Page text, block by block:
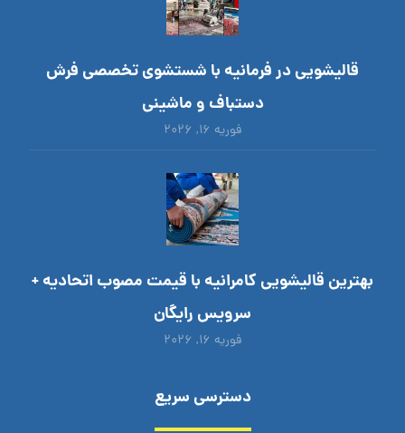
قالیشویی در فرمانیه با شستشوی تخصصی فرش
دستباف و ماشینی
فوریه ۱۶, ۲۰۲۶
بهترین قالیشویی کامرانیه با قیمت مصوب اتحادیه +
سرویس رایگان
فوریه ۱۶, ۲۰۲۶
دسترسی سریع